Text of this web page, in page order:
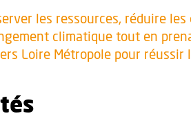
les ressources, réduire
climatique tout en
Loire Métropole pour